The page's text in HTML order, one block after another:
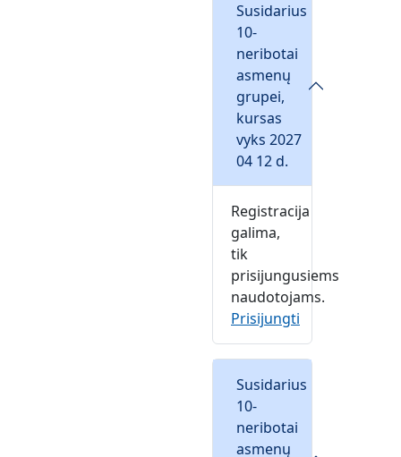
Susidarius
10-
neribotai
asmenų
grupei,
kursas
vyks 2027
04 12 d.
Registracija
galima,
tik
prisijungusiems
naudotojams.
Prisijungti
Susidarius
10-
neribotai
asmenų